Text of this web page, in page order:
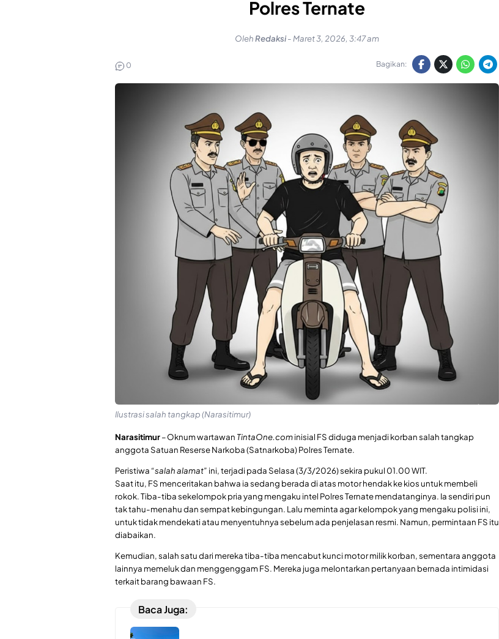
Polres Ternate
OlehRedaksi- Maret 3, 2026, 3:47 am
0 Bagikan:
Ilustrasi salah tangkap (Narasitimur)
Narasitimur– Oknum wartawan TintaOne.cominisial FS diduga menjadi korban salah tangkap
anggota Satuan Reserse Narkoba (Satnarkoba) Polres Ternate.
Peristiwa “salah alamat” ini, terjadi pada Selasa (3/3/2026) sekira pukul 01.00 WIT.
Saat itu, FS menceritakan bahwa ia sedang berada di atas motor hendak ke kios untuk membeli
rokok. Tiba-tiba sekelompok pria yang mengaku intel Polres Ternate mendatanginya. Ia sendiri pun
tak tahu-menahu dan sempat kebingungan. Lalu meminta agar kelompok yang mengaku polisi ini,
untuk tidak mendekati atau menyentuhnya sebelum ada penjelasan resmi. Namun, permintaan FS itu
diabaikan.
Kemudian, salah satu dari mereka tiba-tiba mencabut kunci motor milik korban, sementara anggota
lainnya memeluk dan menggenggam FS. Mereka juga melontarkan pertanyaan bernada intimidasi
terkait barang bawaan FS.
Baca Juga: